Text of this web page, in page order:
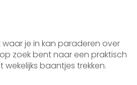
je in kan paraderen over
zoek bent naar een praktisch
wekelijks baantjes trekken.